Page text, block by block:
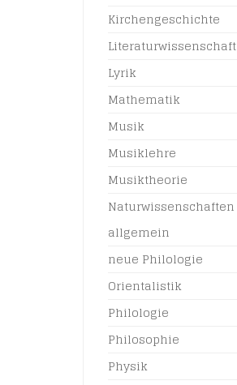
Kirchengeschichte
Literaturwissenschaft
Lyrik
Mathematik
Musik
Musiklehre
Musiktheorie
Naturwissenschaften
allgemein
neue Philologie
Orientalistik
Philologie
Philosophie
Physik